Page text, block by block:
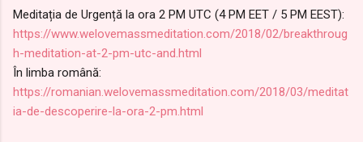
Meditația de Urgență la ora 2 PM UTC (4 PM EET / 5 PM EEST):
https://www.welovemassmeditation.com/2018/02/breakthroug
h-meditation-at-2-pm-utc-and.html
În limba română:
https://romanian.welovemassmeditation.com/2018/03/meditat
ia-de-descoperire-la-ora-2-pm.html